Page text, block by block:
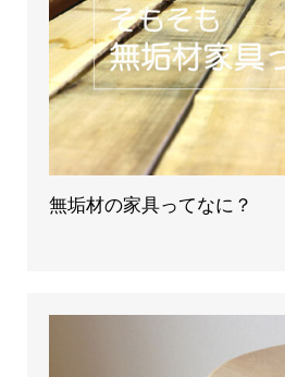
無垢材の家具ってなに？